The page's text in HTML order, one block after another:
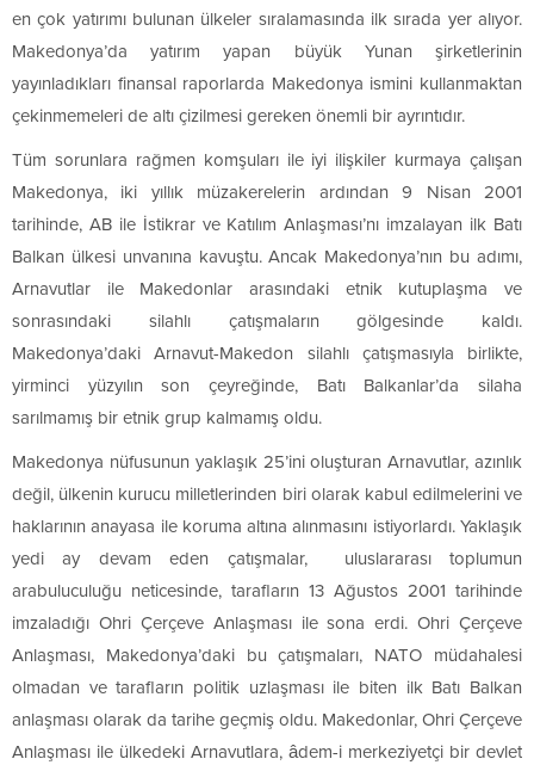
en çok yatırımı bulunan ülkeler sıralamasında ilk sırada yer alıyor.
Makedonya’da yatırım yapan büyük Yunan şirketlerinin
yayınladıkları finansal raporlarda Makedonya ismini kullanmaktan
çekinmemeleri de altı çizilmesi gereken önemli bir ayrıntıdır.
Tüm sorunlara rağmen komşuları ile iyi ilişkiler kurmaya çalışan
Makedonya, iki yıllık müzakerelerin ardından 9 Nisan 2001
tarihinde, AB ile İstikrar ve Katılım Anlaşması’nı imzalayan ilk Batı
Balkan ülkesi unvanına kavuştu. Ancak Makedonya’nın bu adımı,
Arnavutlar ile Makedonlar arasındaki etnik kutuplaşma ve
sonrasındaki silahlı çatışmaların gölgesinde kaldı.
Makedonya’daki Arnavut-Makedon silahlı çatışmasıyla birlikte,
yirminci yüzyılın son çeyreğinde, Batı Balkanlar’da silaha
sarılmamış bir etnik grup kalmamış oldu.
Makedonya nüfusunun yaklaşık 25’ini oluşturan Arnavutlar, azınlık
değil, ülkenin kurucu milletlerinden biri olarak kabul edilmelerini ve
haklarının anayasa ile koruma altına alınmasını istiyorlardı. Yaklaşık
yedi ay devam eden çatışmalar, uluslararası toplumun
arabuluculuğu neticesinde, tarafların 13 Ağustos 2001 tarihinde
imzaladığı Ohri Çerçeve Anlaşması ile sona erdi. Ohri Çerçeve
Anlaşması, Makedonya’daki bu çatışmaları, NATO müdahalesi
olmadan ve tarafların politik uzlaşması ile biten ilk Batı Balkan
anlaşması olarak da tarihe geçmiş oldu. Makedonlar, Ohri Çerçeve
Anlaşması ile ülkedeki Arnavutlara, âdem-i merkeziyetçi bir devlet